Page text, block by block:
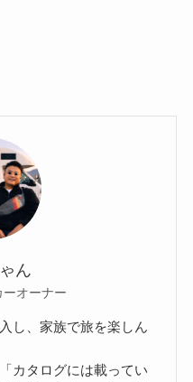
ん
オーナー
し、家族で旅を楽しん
カタログには載ってい